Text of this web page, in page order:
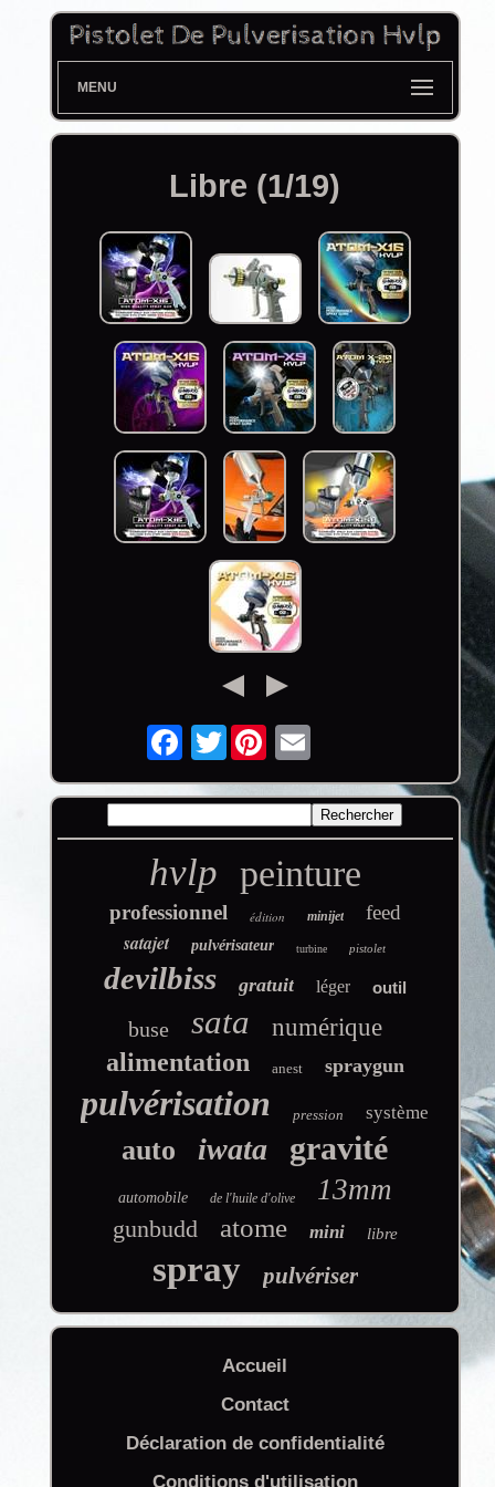
MENU
Libre (1/19)
Twitter
hvlp peinture
professionnel édition minijet feed
satajet pulvérisateur turbine pistolet
devilbiss gratuit léger outil
buse sata numérique
alimentation anest spraygun
pulvérisation pression système
auto iwata gravité
automobile de l'huile d'olive 13mm
gunbudd atome mini libre
spray pulvériser
Accueil
Contact
Déclaration de confidentialité
Conditions d'utilisation